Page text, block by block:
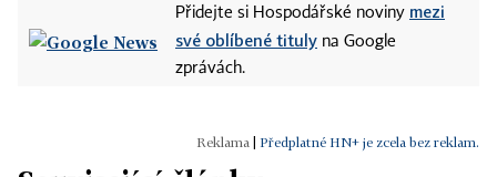
Přidejte si Hospodářské noviny mezi
své oblíbené tituly na Google
zprávách.
Předplatné HN+ je zcela bez reklam.